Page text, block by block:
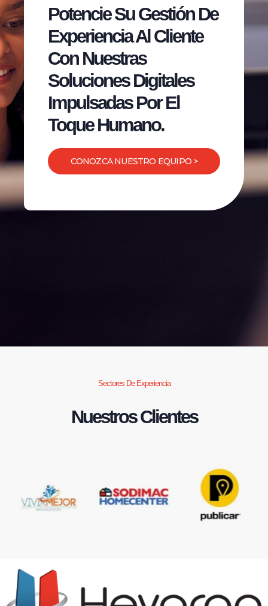
Potencie Su Gestión De
Experiencia Al Cliente
Con Nuestras
Soluciones Digitales
Impulsadas Por El
Toque Humano.
CONOZCA NUESTRO EQUIPO >
Sectores De Experiencia
Nuestros Clientes